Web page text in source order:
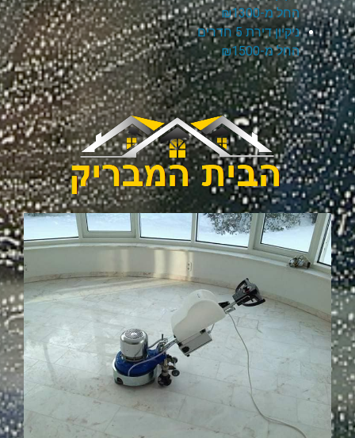
החל מ-₪1300
ניקיון דירת 5 חדרים
החל מ-₪1500